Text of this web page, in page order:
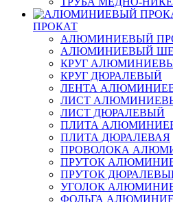
ПРОКАТ
АЛЮМИНИЕВЫЙ
АЛЮМИНИЕВЫЙ
КРУГ
КРУГ ДЮРАЛЕВЫЙ
ЛЕНТА
ЛИСТ
ЛИСТ ДЮРАЛЕВЫЙ
ПЛИТА
ПЛИТА ДЮРАЛЕВАЯ
ПРОВОЛОКА
ПРУТОК
ПРУТОК
УГОЛОК
ФОЛЬГА